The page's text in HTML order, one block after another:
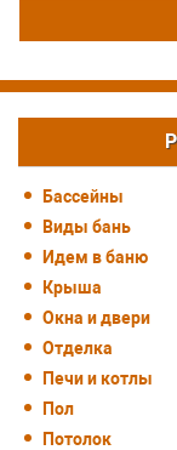
Бассейны
Виды бань
Идем в баню
Крыша
Окна и двери
Отделка
Печи и котлы
Пол
Потолок